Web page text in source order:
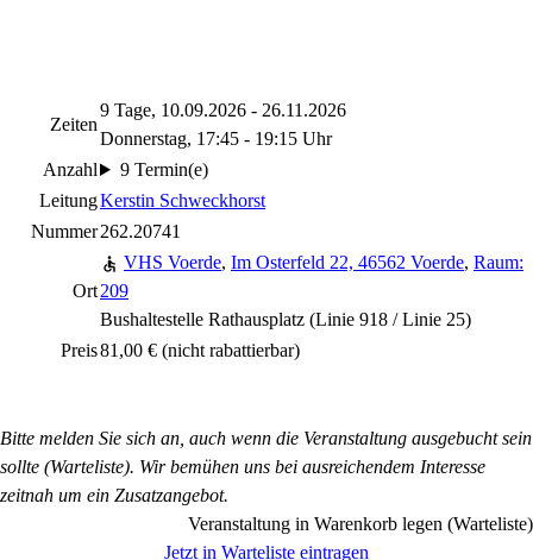
Zeiten
9 Tage, 10.09.2026 - 26.11.2026
Donnerstag, 17:45 - 19:15 Uhr
Anzahl
9 Termin(e)
LeitungKerstin Schweckhorst
Nummer262.20741
Ort
VHS Voerde, Im Osterfeld 22, 46562 Voerde, Raum:
209
Bushaltestelle Rathausplatz (Linie 918 / Linie 25)
Preis81,00 € (nicht rabattierbar)
Bitte melden Sie sich an, auch wenn die Veranstaltung ausgebucht sein
sollte (Warteliste). Wir bemühen uns bei ausreichendem Interesse
zeitnah um ein Zusatzangebot.
Veranstaltung in Warenkorb legen (Warteliste)
Jetzt in Warteliste eintragen